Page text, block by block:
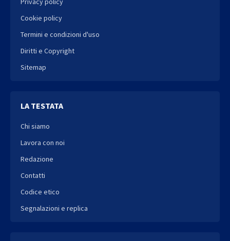
Cookie policy
Termini e condizioni d'uso
Diritti e Copyright
Sitemap
LA TESTATA
Chi siamo
Lavora con noi
Redazione
Contatti
Codice etico
Segnalazioni e replica